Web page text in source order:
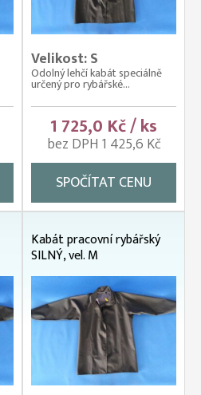
Velikost: S
Odolný lehčí kabát speciálně
určený pro rybářské...
1 725,0 Kč / ks
bez DPH 1 425,6 Kč
SPOČÍTAT CENU
Kabát pracovní rybářský
SILNÝ, vel. M